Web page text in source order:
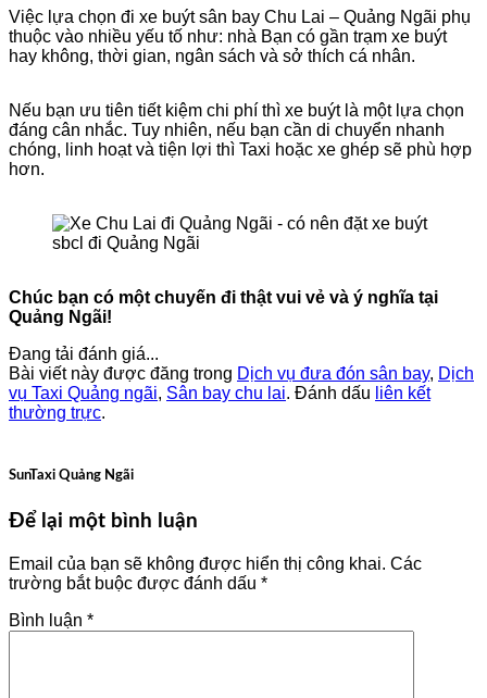
Việc lựa chọn đi xe buýt sân bay Chu Lai – Quảng Ngãi phụ
thuộc vào nhiều yếu tố như: nhà Bạn có gần trạm xe buýt
hay không, thời gian, ngân sách và sở thích cá nhân.
Nếu bạn ưu tiên tiết kiệm chi phí thì xe buýt là một lựa chọn
đáng cân nhắc. Tuy nhiên, nếu bạn cần di chuyển nhanh
chóng, linh hoạt và tiện lợi thì Taxi hoặc xe ghép sẽ phù hợp
hơn.
Chúc bạn có một chuyến đi thật vui vẻ và ý nghĩa tại
Quảng Ngãi!
Đang tải đánh giá...
Bài viết này được đăng trong Dịch vụ đưa đón sân bay, Dịch
vụ Taxi Quảng ngãi, Sân bay chu lai. Đánh dấu liên kết
thường trực.
SunTaxi Quảng Ngãi
Để lại một bình luận
Email của bạn sẽ không được hiển thị công khai. Các
trường bắt buộc được đánh dấu *
Bình luận *